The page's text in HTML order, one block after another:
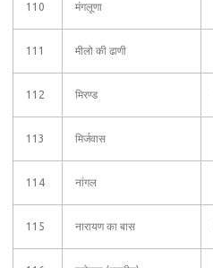
110 मंगलूणा
111 मीलो की ढाणी
112 मिरण्ड
113 मिर्जवास
114 नांगल
115 नारायण का बास